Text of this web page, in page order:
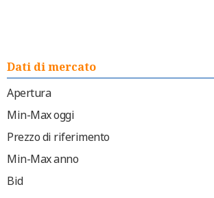
Dati di mercato
Apertura
Min-Max oggi
Prezzo di riferimento
Min-Max anno
Bid